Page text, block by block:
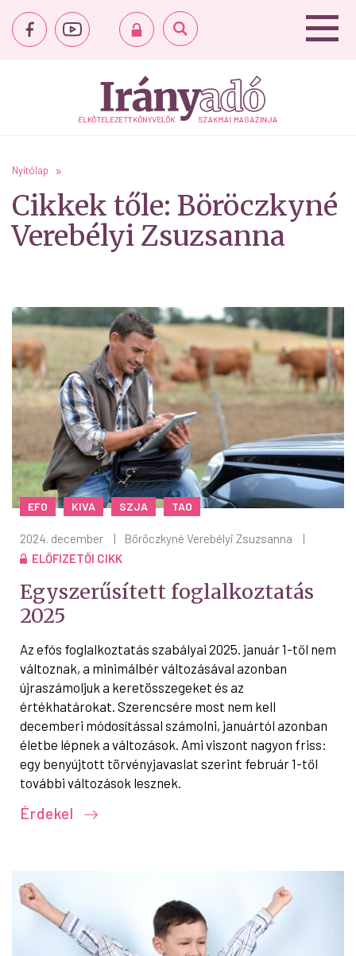
Nyitólap
Cikkek tőle: Böröczkyné
Verebélyi Zsuzsanna
EFO KIVA SZJA TAO
2024. december | Böröczkyné Verebélyi Zsuzsanna
|
ELŐFIZETŐI CIKK
Egyszerűsített foglalkoztatás
2025
Az efós foglalkoztatás szabályai 2025. január 1-től nem
változnak, a minimálbér változásával azonban
újraszámoljuk a keretösszegeket és az
értékhatárokat. Szerencsére most nem kell
decemberi módosítással számolni, januártól azonban
életbe lépnek a változások. Ami viszont nagyon friss:
egy benyújtott törvényjavaslat szerint február 1-től
további változások lesznek.
Érdekel